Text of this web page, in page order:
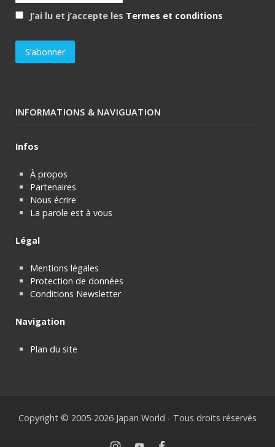
J’ai lu et j’accepte les Termes et conditions
INFORMATIONS & NAVIGUATION
Infos
À propos
Partenaires
Nous écrire
La parole est à vous
Légal
Mentions légales
Protection de données
Conditions Newsletter
Navigation
Plan du site
Copyright © 2005-2026 Japan World - Tous droits réservés